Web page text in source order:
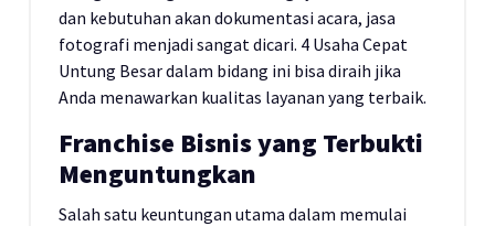
dan kebutuhan akan dokumentasi acara, jasa
fotografi menjadi sangat dicari. 4 Usaha Cepat
Untung Besar dalam bidang ini bisa diraih jika
Anda menawarkan kualitas layanan yang terbaik.
Franchise Bisnis yang Terbukti
Menguntungkan
Salah satu keuntungan utama dalam memulai